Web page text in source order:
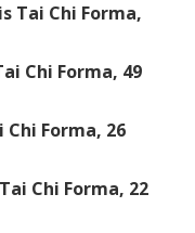
Tai Chi Forma,
Chi Forma, 49
Forma, 26
Chi Forma, 22